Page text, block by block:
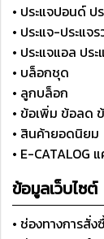
• ประแจปอนด์ ป
• ประแจ-ประแจ
• ประแจแอล ปร
• บล็อกชุด
• ลูกบล็อก
• ข้อเพิ่ม ข้อลด
• สินค้ายอดนิยม
• E-CATALOG
ข้อมูลเว็บไซต์
• ช่องทางการสั่ง